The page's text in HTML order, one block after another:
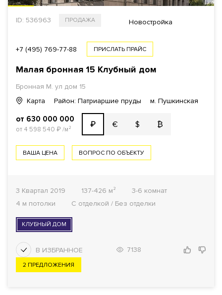
ID: 536963 ПРОДАЖА Новостройка
+7 (495) 769-77-88 ПРИСЛАТЬ ПРАЙС
Малая бронная 15 Клубный дом
Бронная М. ул дом 15
Карта
Район: Патриаршие пруды м. Пушкинская
от 630 000 000
от 4 598 540 ₽/м² ₽ € $ ₿
ВАША ЦЕНА ВОПРОС ПО ОБЪЕКТУ
3 Квартал 2019 137-426 м²
3-6 комнат
4 м потолки
С отделкой / Без отделки
КЛУБНЫЙ ДОМ
7138
2 ПРЕДЛОЖЕНИЯ